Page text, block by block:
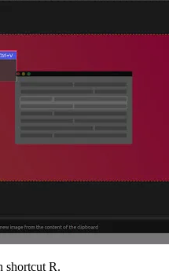
shortcut R.